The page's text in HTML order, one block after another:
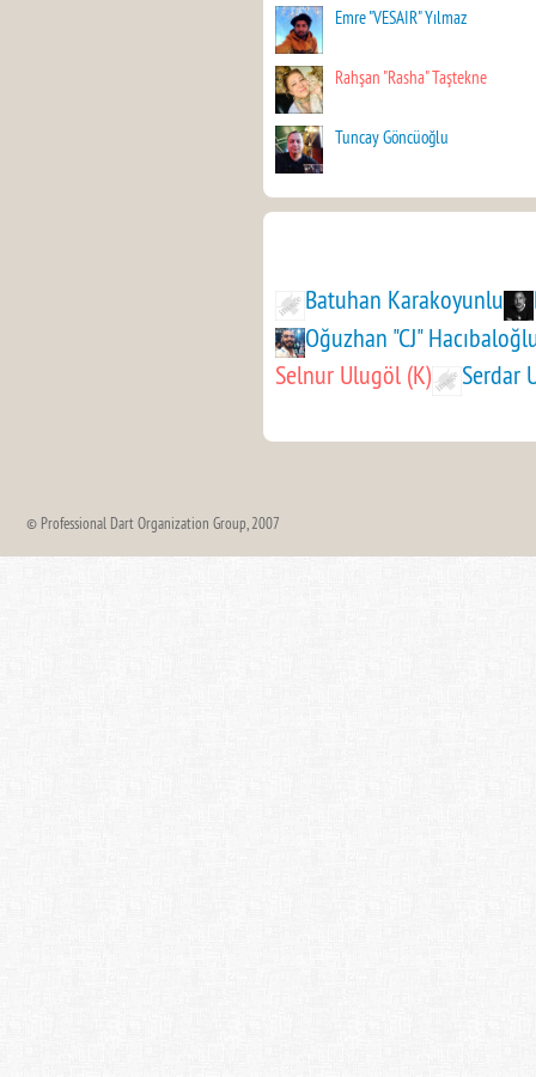
Emre "VESAIR" Yılmaz
Rahşan "Rasha" Taştekne
Tuncay Göncüoğlu
Batuhan Karakoyunlu
Oğuzhan "CJ"
Selnur Ulugöl (K)
Serdar
© Professional Dart Organization Group, 2007